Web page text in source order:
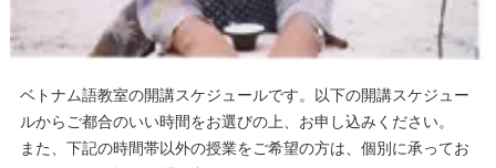
ベトナム語教室の開講スケジュールです。以下の開講スケジュー
ルからご都合のいい時間をお選びの上、お申し込みください。
また、下記の時間帯以外の授業をご希望の方は、個別に承ってお